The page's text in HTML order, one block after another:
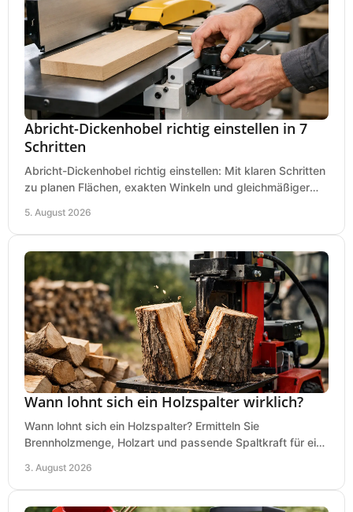
Abricht-Dickenhobel richtig einstellen in 7
Schritten
Abricht-Dickenhobel richtig einstellen: Mit klaren Schritten
zu planen Flächen, exakten Winkeln und gleichmäßiger
5. August 2026
Wann lohnt sich ein Holzspalter wirklich?
Wann lohnt sich ein Holzspalter? Ermitteln Sie
Brennholzmenge, Holzart und passende Spaltkraft für eine
3. August 2026